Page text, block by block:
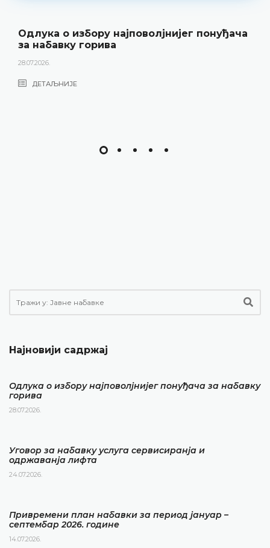
Одлука о избору најповолјнијег понуђача
за набавку горива
28.07.2026.
ДЕТАЉНИЈЕ
Најновији садржај
Одлука о избору најповолјнијег понуђача за набавку
горива
28.07.2026.
Уговор за набавку услуга сервисиранја и
одржаванја лифта
24.07.2026.
Привремени план набавки за период јануар –
септембар 2026. године
14.07.2026.